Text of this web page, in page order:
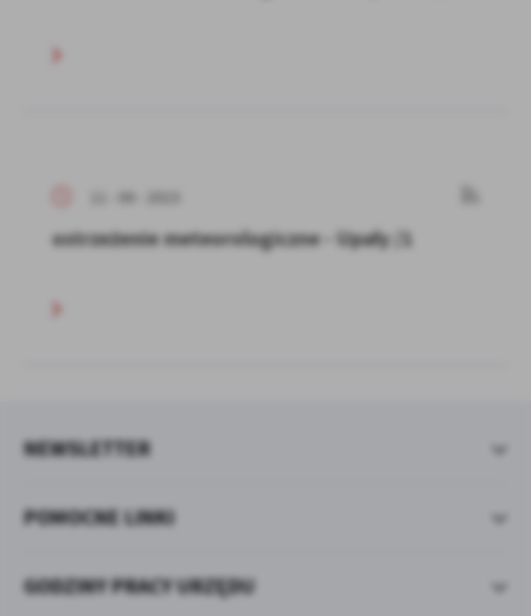
11 - 09 - 2023
ostrzeżenie meteorologiczne - Upały /1
POMOCNE LINKI
NEWSLETTER
GODZINY PRACY URZĘDU